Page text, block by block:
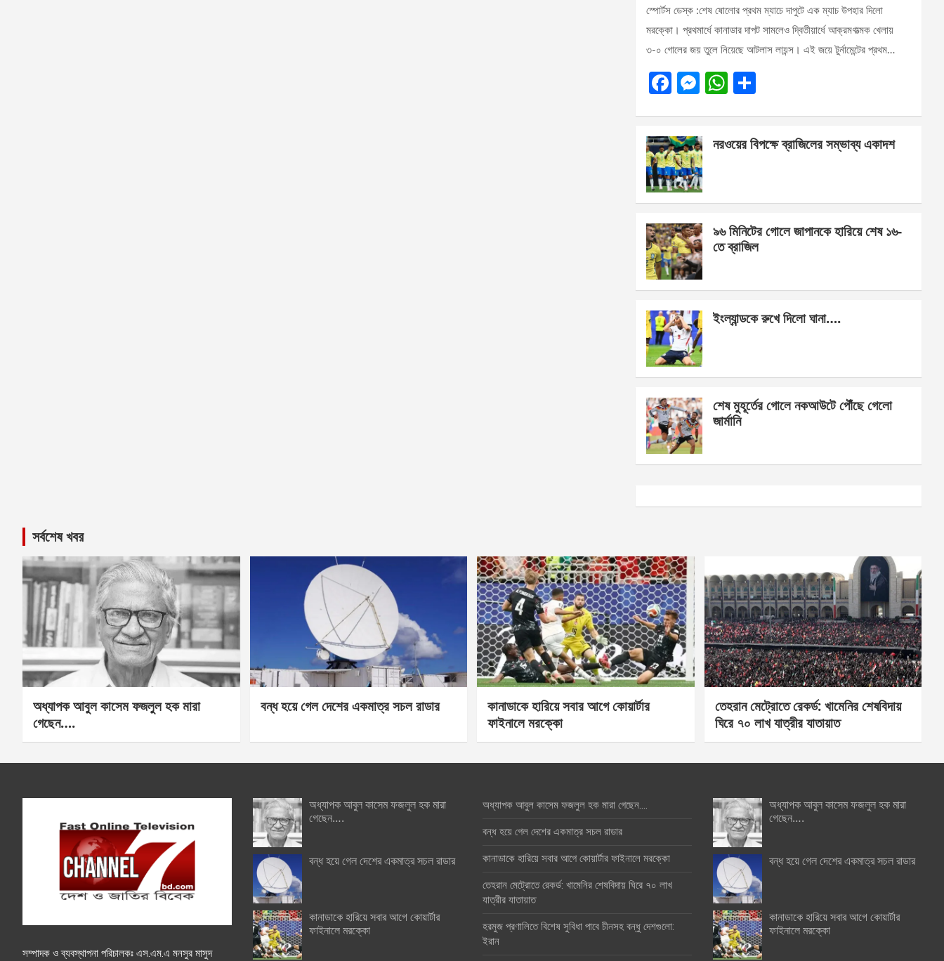
স্পোর্টস ডেস্ক :শেষ ষোলোর প্রথম ম্যাচে দাপুটে এক ম্যাচ উপহার দিলো
মরক্কো। প্রথমার্ধে কানাডার দাপট সামলেও দ্বিতীয়ার্ধে আক্রমণাত্মক খেলায়
৩-০ গোলের জয় তুলে নিয়েছে আটলাস লায়ন্স। এই জয়ে টুর্নামেন্টের প্রথম…
F
b
o
o
k
M
n
g
er
W
s
p
e
নরওয়ের বিপক্ষে ব্রাজিলের সম্ভাব্য একাদশ
৯৬ মিনিটের গোলে জাপানকে হারিয়ে শেষ ১৬-
তে ব্রাজিল
ইংল্যান্ডকে রুখে দিলো ঘানা….
শেষ মুহূর্তের গোলে নকআউটে পৌঁছে গেলো
জার্মানি
সর্বশেষ খবর
অধ্যাপক আবুল কাসেম ফজলুল হক মারা
গেছেন….
বন্ধ হয়ে গেল দেশের একমাত্র সচল রাডার
কানাডাকে হারিয়ে সবার আগে কোয়ার্টার
ফাইনালে মরক্কো
তেহরান মেট্রোতে রেকর্ড: খামেনির শেষবিদায়
ঘিরে ৭০ লাখ যাত্রীর যাতায়াত
সম্পাদক ও ব্যবস্থাপনা পরিচালকঃ এস.এম.এ মনসুর মাসুদ
অধ্যাপক আবুল কাসেম ফজলুল হক মারা
গেছেন….
বন্ধ হয়ে গেল দেশের একমাত্র সচল রাডার
কানাডাকে হারিয়ে সবার আগে কোয়ার্টার
ফাইনালে মরক্কো
অধ্যাপক আবুল কাসেম ফজলুল হক মারা গেছেন….
বন্ধ হয়ে গেল দেশের একমাত্র সচল রাডার
কানাডাকে হারিয়ে সবার আগে কোয়ার্টার ফাইনালে মরক্কো
তেহরান মেট্রোতে রেকর্ড: খামেনির শেষবিদায় ঘিরে ৭০ লাখ
যাত্রীর যাতায়াত
হরমুজ প্রণালিতে বিশেষ সুবিধা পাবে চীনসহ বন্ধু দেশগুলো:
ইরান
অধ্যাপক আবুল কাসেম ফজলুল হক মারা
গেছেন….
বন্ধ হয়ে গেল দেশের একমাত্র সচল রাডার
কানাডাকে হারিয়ে সবার আগে কোয়ার্টার
ফাইনালে মরক্কো